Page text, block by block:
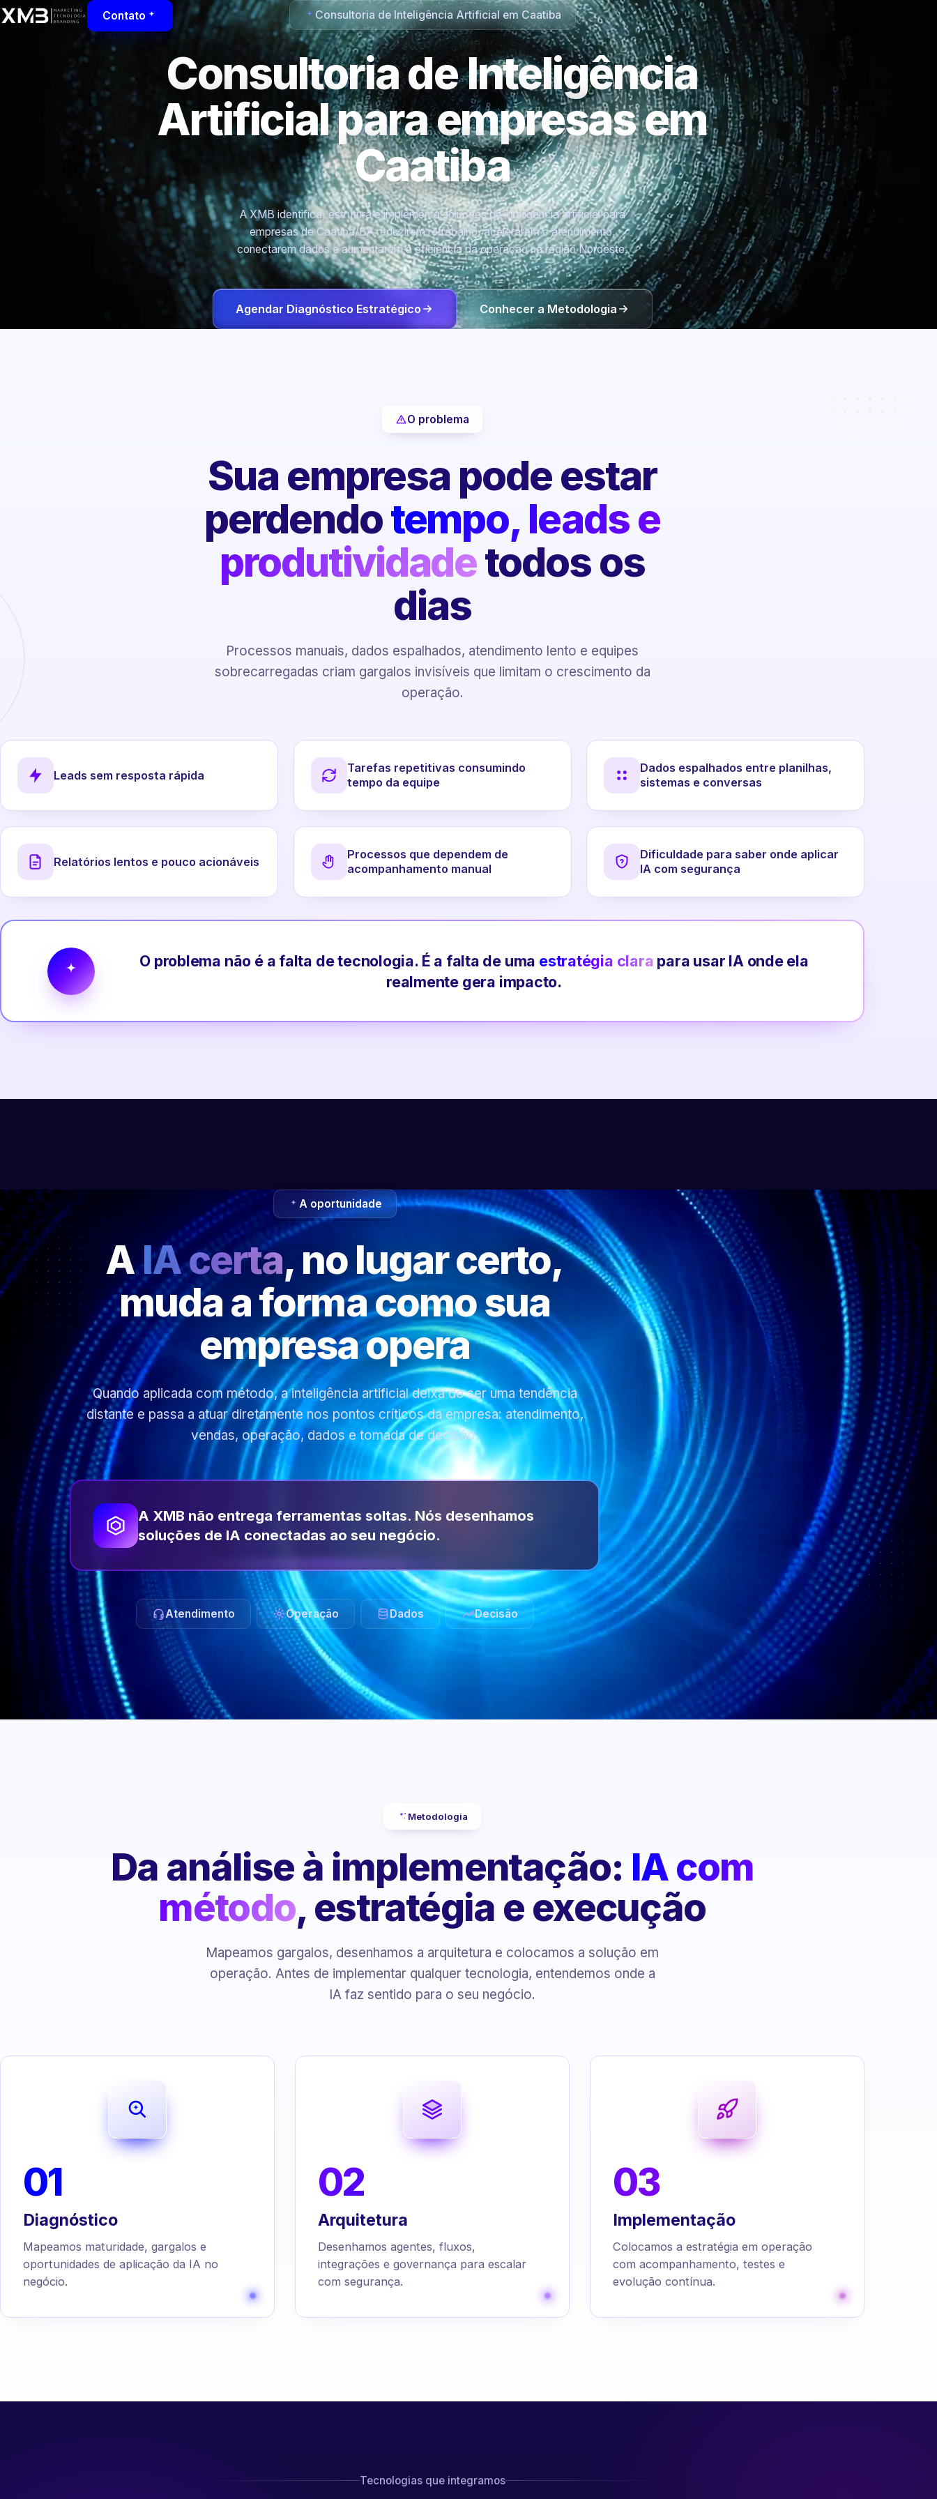
Contato Consultoria de Inteligência Artificial em Caatiba
Consultoria de Inteligência
Artificial para empresas em
Caatiba
A XMB identifica, estrutura e implementa soluções de inteligência artificial para
empresas de Caatiba/BA reduzirem retrabalho, acelerarem o atendimento,
conectarem dados e aumentarem a eficiência da operação na região Nordeste.
Agendar Diagnóstico Estratégico Conhecer a Metodologia
O problema
Sua empresa pode estar
perdendotempo, leads e
produtividadetodos os
dias
Processos manuais, dados espalhados, atendimento lento e equipes
sobrecarregadas criam gargalos invisíveis que limitam o crescimento da
operação.
Leads sem resposta rápida
Tarefas repetitivas consumindo
tempo da equipe
Dados espalhados entre planilhas,
sistemas e conversas
Relatórios lentos e pouco acionáveis
Processos que dependem de
acompanhamento manual
Dificuldade para saber onde aplicar
IA com segurança
O problema não é a falta de tecnologia. É a falta de uma estratégia clara para usar IA onde ela
realmente gera impacto.
A oportunidade
AIA certa, no lugar certo,
muda a forma como sua
empresa opera
Quando aplicada com método, a inteligência artificial deixa de ser uma tendência
distante e passa a atuar diretamente nos pontos críticos da empresa: atendimento,
vendas, operação, dados e tomada de decisão.
A XMB não entrega ferramentas soltas. Nós desenhamos
soluções de IA conectadas ao seu negócio.
Atendimento Operação Dados Decisão
Metodologia
Da análise à implementação: IA com
método, estratégia e execução
Mapeamos gargalos, desenhamos a arquitetura e colocamos a solução em
operação. Antes de implementar qualquer tecnologia, entendemos onde a
IA faz sentido para o seu negócio.
01
Diagnóstico
Mapeamos maturidade, gargalos e
oportunidades de aplicação da IA no
negócio.
02
Arquitetura
Desenhamos agentes, fluxos,
integrações e governança para escalar
com segurança.
03
Implementação
Colocamos a estratégia em operação
com acompanhamento, testes e
evolução contínua.
Tecnologias que integramos